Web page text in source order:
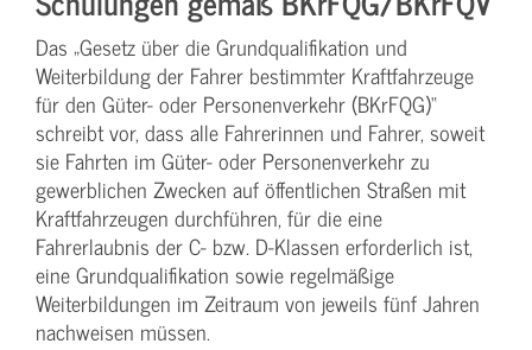
Das „Gesetz über die Grundqualifikation und
Weiterbildung der Fahrer bestimmter Kraftfahrzeuge
für den Güter- oder Personenverkehr (BKrFQG)“
schreibt vor, dass alle Fahrerinnen und Fahrer, soweit
sie Fahrten im Güter- oder Personenverkehr zu
gewerblichen Zwecken auf öffentlichen Straßen mit
Kraftfahrzeugen durchführen, für die eine
Fahrerlaubnis der C- bzw. D-Klassen erforderlich ist,
eine Grundqualifikation sowie regelmäßige
Weiterbildungen im Zeitraum von jeweils fünf Jahren
nachweisen müssen.